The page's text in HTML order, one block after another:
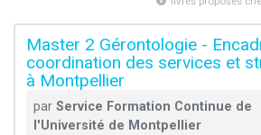
Master 2 Gérontologie -
coordination des services et
à Montpellier
par Service Formation Continue de
l'Université de Montpellier